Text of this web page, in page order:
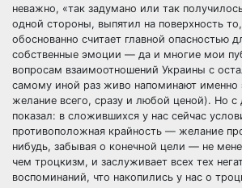
неважно, «так задумано или так
одной стороны, выпятил на поверхность
обоснованно считает главной опасностью
собственные эмоции — да и многие мои
вопросам взаимоотношений Украины с
самому иной раз живо напоминают именно
желание всего, сразу и любой ценой). Но с
показал: в сложившихся у нас сейчас
противоположная крайность — желание
нибудь, забывая о конечной цели — не
чем троцкизм, и заслуживает всех тех
воспоминаний, что накопились у нас о